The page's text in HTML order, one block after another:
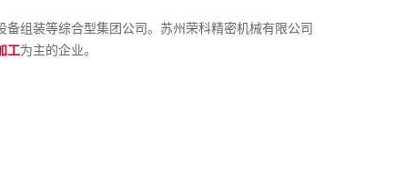
备组装等综合型集团公司。苏州荣科精密机械有限公司
工为主的企业。